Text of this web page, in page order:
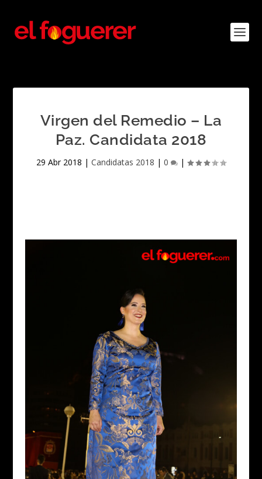
Virgen del Remedio – La
Paz. Candidata 2018
29 Abr 2018 | Candidatas 2018 | 0 |